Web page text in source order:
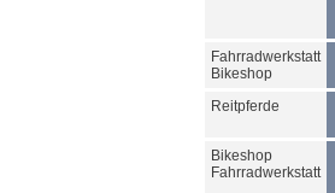
Fahrradwerkstatt
Bikeshop
Reitpferde
Bikeshop
Fahrradwerkstatt